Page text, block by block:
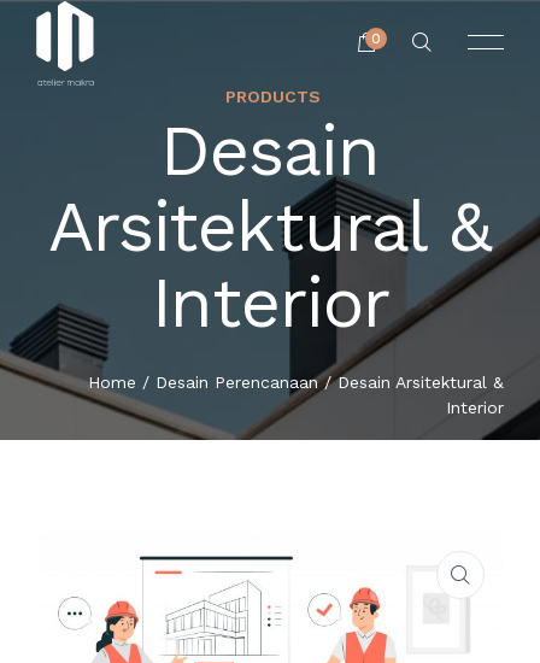
SOLUSI KAMI
DAFTAR/LOGIN
STORE
0
PRODUCTS
Desain
Arsitektural &
Interior
Home / Desain Perencanaan/ Desain Arsitektural &
Interior